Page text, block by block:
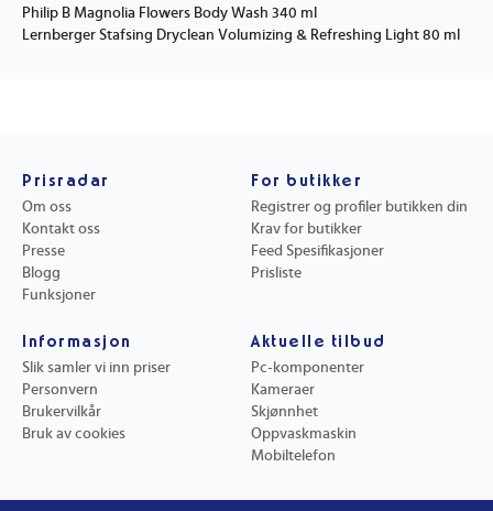
Philip B Magnolia Flowers Body Wash 340 ml
Lernberger Stafsing Dryclean Volumizing & Refreshing Light 80 ml
Prisradar
Om oss
Kontakt oss
Presse
Blogg
Funksjoner
For butikker
Registrer og profiler butikken din
Krav for butikker
Feed Spesifikasjoner
Prisliste
Informasjon
Slik samler vi inn priser
Personvern
Brukervilkår
Bruk av cookies
Aktuelle tilbud
Pc-komponenter
Kameraer
Skjønnhet
Oppvaskmaskin
Mobiltelefon